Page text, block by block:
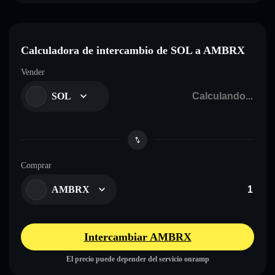
Calculadora de intercambio de SOL a AMBRX
Vender
SOL
Comprar
AMBRX
Intercambiar AMBRX
El precio puede depender del servicio onramp